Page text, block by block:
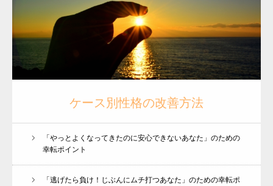
ケース別性格の改善方法
「やっとよくなってきたのに安心できないあなた」のための
幸転ポイント
「逃げたら負け！じぶんにムチ打つあなた」のための幸転ポ